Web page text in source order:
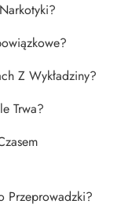
Z Wykładziny?
Trwa?
Przeprowadzki?